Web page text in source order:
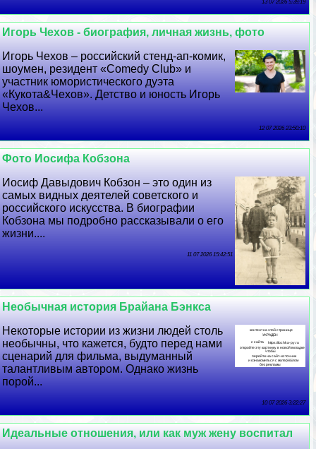
13 07 2026 5:39:19
Игорь Чехов - биография, личная жизнь, фото
Игорь Чехов – российский стенд-ап-комик,
шоумен, резидент «Comedy Club» и
участник юмористического дуэта
«Кукота&Чехов». Детство и юность Игорь
Чехов...
12 07 2026 23:50:10
Фото Иосифа Кобзона
Иосиф Давыдович Кобзон – это один из
самых видных деятелей советского и
российского искусства. В биографии
Кобзона мы подробно рассказывали о его
жизни....
11 07 2026 15:42:51
Необычная история Брайана Бэнкса
Некоторые истории из жизни людей столь
необычны, что кажется, будто перед нами
сценарий для фильма, выдуманный
талантливым автором. Однако жизнь
порой...
10 07 2026 3:22:27
Идеальные отношения, или как муж жену воспитал